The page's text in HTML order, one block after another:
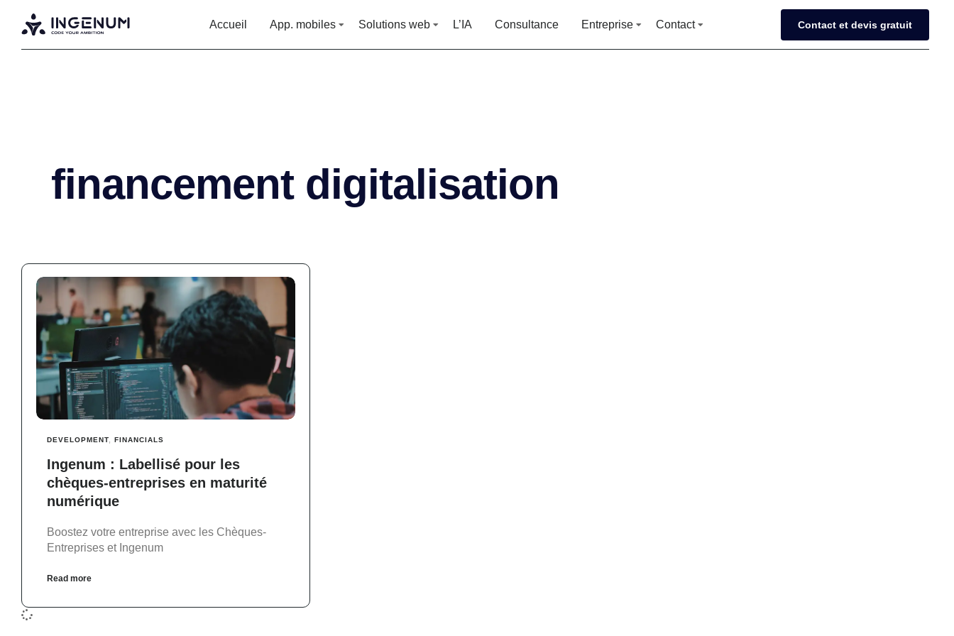
Accueil App. mobiles Solutions web L’IA Consultance Entreprise Contact Contact et devis gratuit
financement digitalisation
DEVELOPMENT FINANCIALS
Ingenum : Labellisé pour les
chèques-entreprises en maturité
numérique
Boostez votre entreprise avec les Chèques-
Entreprises et Ingenum
Read more